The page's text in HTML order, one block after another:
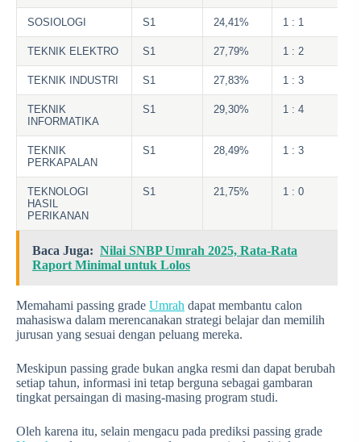
SOSIOLOGI S1 24,41% 1 : 1
TEKNIK ELEKTRO S1 27,79% 1 : 2
TEKNIK INDUSTRI S1 27,83% 1 : 3
TEKNIK
INFORMATIKA
S1 29,30% 1 : 4
TEKNIK
PERKAPALAN
S1 28,49% 1 : 3
TEKNOLOGI
HASIL
PERIKANAN
S1 21,75% 1 : 0
Baca Juga: Nilai SNBP Umrah 2025, Rata-Rata
Raport Minimal untuk Lolos
Memahami passing grade Umrah dapat membantu calon
mahasiswa dalam merencanakan strategi belajar dan memilih
jurusan yang sesuai dengan peluang mereka.
Meskipun passing grade bukan angka resmi dan dapat berubah
setiap tahun, informasi ini tetap berguna sebagai gambaran
tingkat persaingan di masing-masing program studi.
Oleh karena itu, selain mengacu pada prediksi passing grade